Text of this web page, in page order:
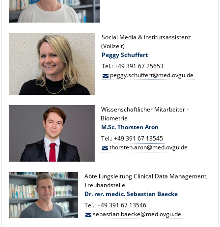
Social Media & Institutsassistenz
(Vollzeit)
Peggy Schuffert
Tel.:+49 391 67 25653
peggy.schuffert@med.ovgu.de
Wissenschaftlicher Mitarbeiter -
Biometrie
M.Sc. Thorsten Aron
Tel.:+49 391 67 13545
thorsten.aron@med.ovgu.de
Abteilungsleitung Clinical Data Management,
Treuhandstelle
Dr. rer. medic. Sebastian Baecke
Tel.:+49 391 67 13546
sebastian.baecke@med.ovgu.de